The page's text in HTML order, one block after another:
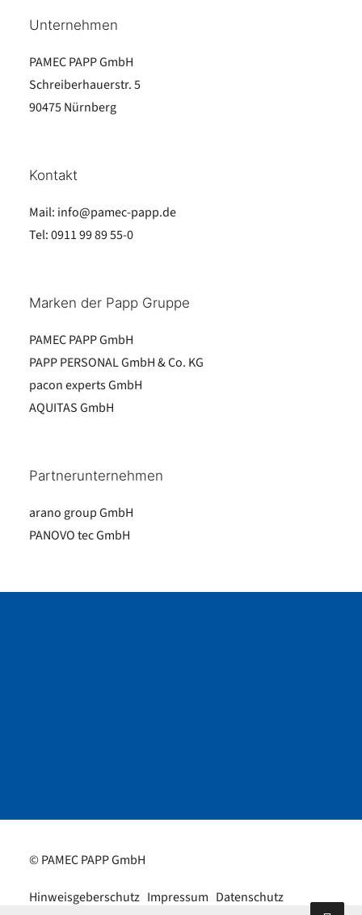
Unternehmen
PAMEC PAPP GmbH
Schreiberhauerstr. 5
90475 Nürnberg
Kontakt
Mail: info@pamec-papp.de
Tel:0911 99 89 55-0
Marken der Papp Gruppe
PAMEC PAPP GmbH
PAPP PERSONAL GmbH & Co. KG
pacon experts GmbH
AQUITAS GmbH
Partnerunternehmen
arano group GmbH
PANOVO tec GmbH
© PAMEC PAPP GmbH
Hinweisgeberschutz Impressum Datenschutz